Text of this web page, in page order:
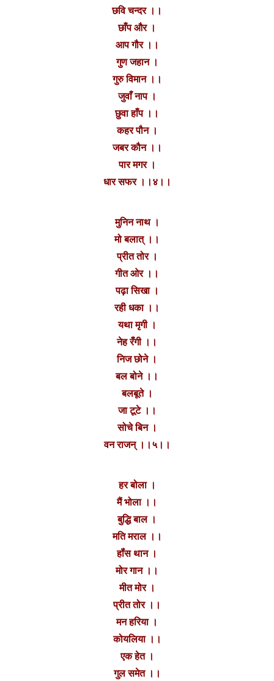
छवि चन्दर ।।
छाँप और ।
आप गौर ।।
गुण जहान ।
गुरु विमान ।।
जुवाँ नाप ।
छुवा हाँप ।।
कहर पौन ।
जबर कौन ।।
पार मगर ।
धार सफर ।।४।।
मुनिन नाथ ।
मो बलात् ।।
प्रीत तोर ।
गीत ओर ।।
पढ़ा सिखा ।
रही धका ।।
यथा मृगी ।
नेह रँगी ।।
निज छोने ।
बल बोने ।।
बलबूते ।
जा टूटे ।।
सोचे बिन ।
वन राजन् ।।५।।
हर बोला ।
मैं भोला ।।
बुद्धि बाल ।
मति मराल ।।
हॉंस थान ।
मोर गान‌ ।।
मीत मोर ।
प्रीत तोर ।।
मन हरिया ।
कोयलिया ।।
एक हेत ।
गुल समेत ।।